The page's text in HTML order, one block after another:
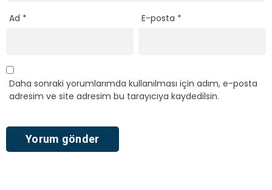
Ad * E-posta *
Daha sonraki yorumlarımda kullanılması için adım, e-posta
adresim ve site adresim bu tarayıcıya kaydedilsin.